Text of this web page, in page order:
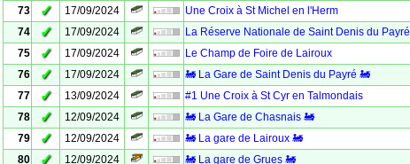
73
✓ 17/09/2024
Une Croix à St Michel en l'Herm
74
✓ 17/09/2024
La Réserve Nationale de Saint Denis du Payré
75
✓ 17/09/2024
Le Champ de Foire de Lairoux
76
✓ 17/09/2024
🚂 La Gare de Saint Denis du Payré 🚂
77
✓ 13/09/2024
#1 Une Croix à St Cyr en Talmondais
78
✓ 12/09/2024
🚂 La Gare de Chasnais 🚂
79
✓ 12/09/2024
🚂 La gare de Lairoux 🚂
80
✓ 12/09/2024
🚂 La gare de Grues 🚂